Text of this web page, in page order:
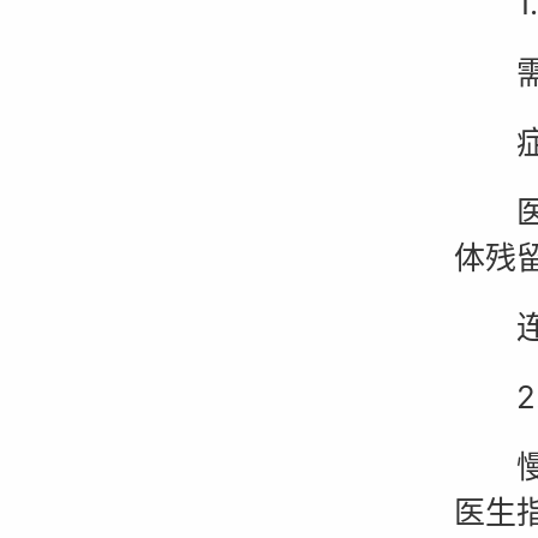
需
症
医
体残
连
2.
慢
医生